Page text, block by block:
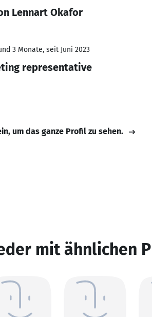
Lennart Okafor
3 Monate, seit Juni 2023
representative
um das ganze Profil zu sehen.
mit ähnlichen